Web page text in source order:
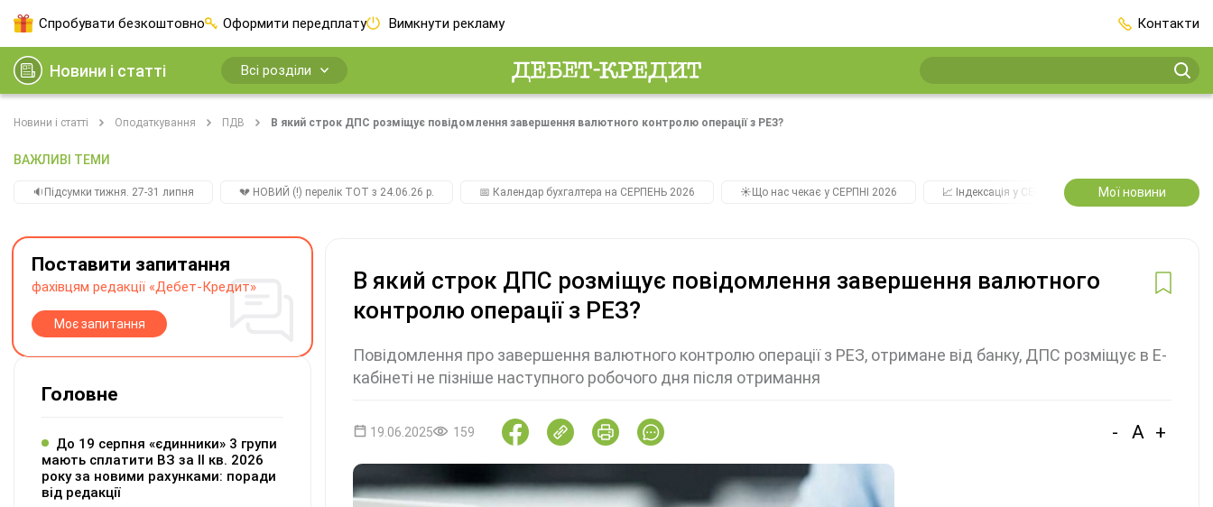
Спробувати безкоштовно Оформити передплату Вимкнути рекламу Контакти
Новини і статті Всі розділи
Новини і статті Оподаткування ПДВ В який строк ДПС розміщує повідомлення завершення валютного контролю операції з РЕЗ?
ВАЖЛИВІ ТЕМИ
🔉Підсумки тижня. 27-31 липня 💔 НОВИЙ (!) перелік ТОТ з 24.06.26 р. 📅 Календар бухгалтера на СЕРПЕНЬ 2026 ☀️Що нас чекає у СЕРПНІ 2026 📈 Індексація у СЕРПНІ 2️⃣0️⃣2️⃣7️⃣ Усі
Мої новини
В який строк ДПС розміщує повідомлення завершення валютного
контролю операції з РЕЗ?
Повідомлення про завершення валютного контролю операції з РЕЗ, отримане від банку, ДПС розміщує в Е-
кабінеті не пізніше наступного робочого дня після отримання
19.06.2025 159 - A +
Поставити запитання
фахівцям редакції «Дебет-Кредит»
Моє запитання
Головне
До 19 серпня «єдинники» 3 групи
мають сплатити ВЗ за ІІ кв. 2026
року за новими рахунками: поради
від редакції